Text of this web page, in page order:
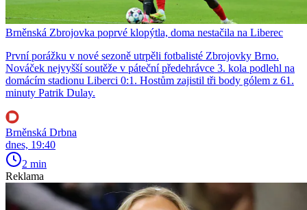
Brněnská Zbrojovka poprvé klopýtla, doma nestačila na Liberec
První porážku v nové sezoně utrpěli fotbalisté Zbrojovky Brno.
Nováček nejvyšší soutěže v páteční předehrávce 3. kola podlehl na
domácím stadionu Liberci 0:1. Hostům zajistil tři body gólem z 61.
minuty Patrik Dulay.
Brněnská Drbna
dnes, 19:40
2 min
Reklama